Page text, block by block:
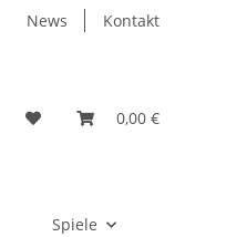
News Kontakt
0,00 €
Spiele